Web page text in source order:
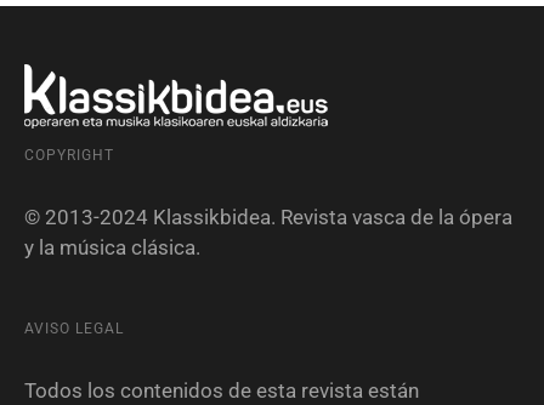
COPYRIGHT
© 2013-2024 Klassikbidea. Revista vasca de la ópera
y la música clásica.
AVISO LEGAL
Todos los contenidos de esta revista están